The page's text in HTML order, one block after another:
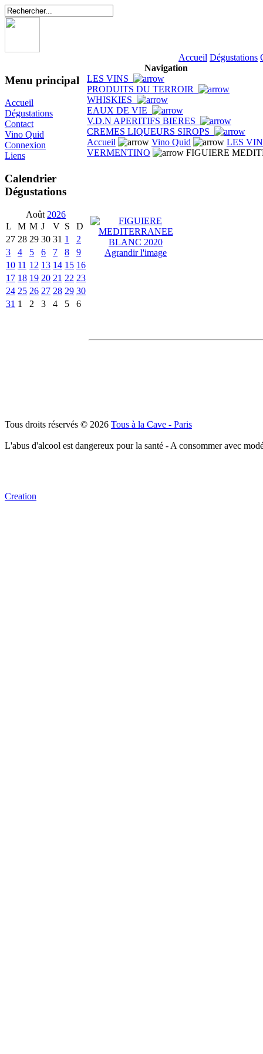
Accueil Dégustations
Menu principal
Accueil
Dégustations
Contact
Vino Quid
Connexion
Liens
Calendrier
Dégustations
Août 2026
L
M M J V S
D
27 28 29 30 31 1
2
3
4 5 6 7 8
9
10 11 12 13 14 15 16
17 18 19 20 21 22 23
24 25 26 27 28 29 30
31 1 2 3 4 5 6
Navigation
LES VINS
PRODUITS DU TERROIR
WHISKIES
EAUX DE VIE
V.D.N APERITIFS BIERES
CREMES LIQUEURS SIROPS
Accueil
Vino Quid
LES
VERMENTINO
FIGUIERE
Agrandir l'image
Tous droits réservés © 2026 Tous à la Cave - Paris
L'abus d'alcool est dangereux pour la santé - A consommer avec
Creation